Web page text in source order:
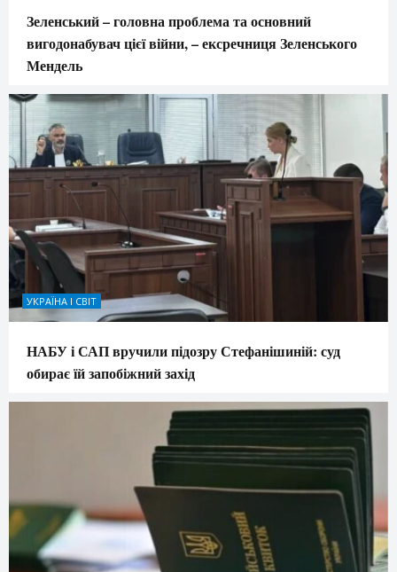
Зеленський – головна проблема та основний
вигодонабувач цієї війни, – ексречниця Зеленського
Мендель
УКРАЇНА І СВІТ
НАБУ і САП вручили підозру Стефанішиній: суд
обирає їй запобіжний захід